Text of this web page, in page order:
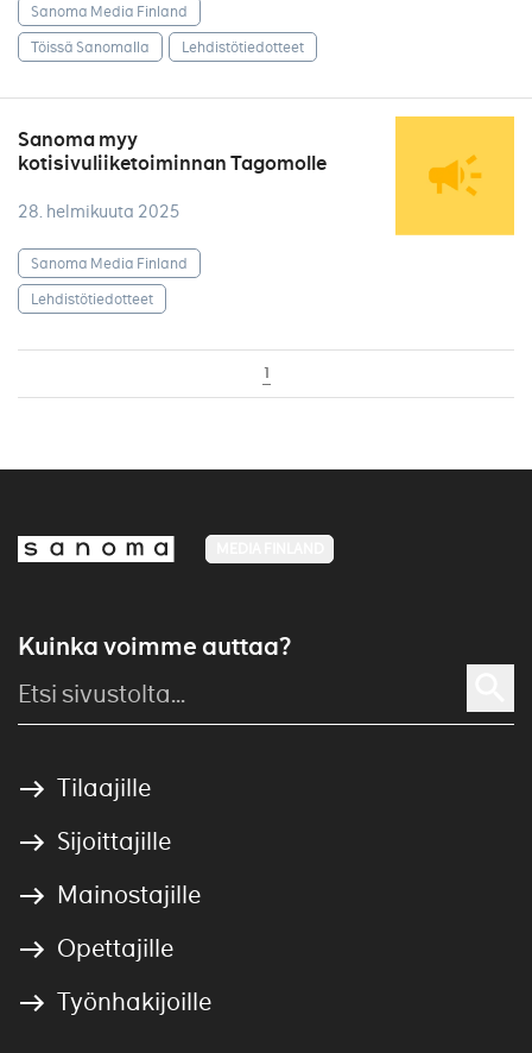
Sanoma Media Finland
Töissä Sanomalla
Lehdistötiedotteet
Sanoma myy
kotisivuliiketoiminnan Tagomolle
28. helmikuuta 2025
Sanoma Media Finland
Lehdistötiedotteet
1
Kuinka voimme auttaa?
Tilaajille
Sijoittajille
Mainostajille
Opettajille
Työnhakijoille